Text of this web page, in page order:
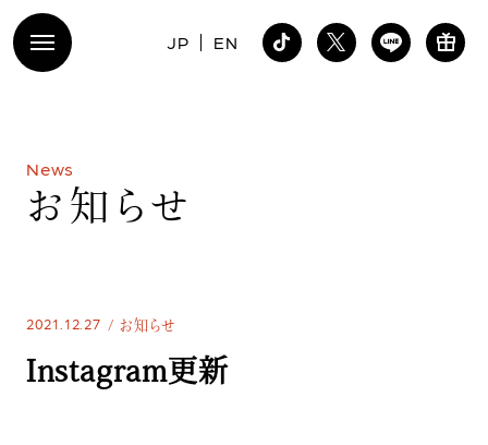
JP EN
News
お 知 ら せ
2021.12.27 お知らせ
Instagram更新